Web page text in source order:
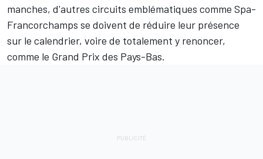
manches, d'autres circuits emblématiques comme Spa-
Francorchamps se doivent de réduire leur présence
sur le calendrier, voire de totalement y renoncer,
comme le Grand Prix des Pays-Bas.